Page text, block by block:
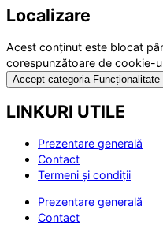
Localizare
Acest conținut este blocat
corespunzătoare de cookie-
Accept categoria Funcționalitate
LINKURI UTILE
Prezentare generală
Contact
Termeni și condiții
Prezentare generală
Contact